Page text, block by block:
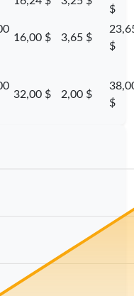
$
16,00 $ 3,65 $
$
32,00 $ 2,00 $
$